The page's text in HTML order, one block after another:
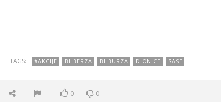
TAGS: #AKCIJE BHBERZA BHBURZA DIONICE SASE
0 0